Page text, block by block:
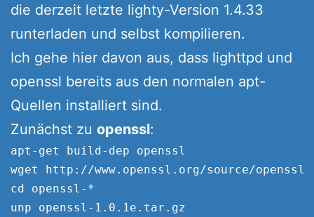
die derzeit letzte lighty-Version 1.4.33
runterladen und selbst kompilieren.
Ich gehe hier davon aus, dass lighttpd und
openssl bereits aus den normalen apt-
Quellen installiert sind.
Zunächst zu openssl:
apt-get build-dep openssl
wget http://www.openssl.org/source/
cd openssl-*
unp openssl-1.0.1e.tar.gz